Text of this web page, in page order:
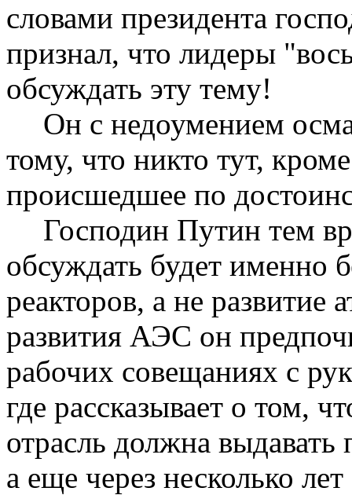
словами президента
признал, что лидеры
обсуждать эту тему!
Он с недоумением
тому, что никто тут,
происшедшее по
Господин Путин тем
обсуждать будет именно
реакторов, а не
развития АЭС он
рабочих совещаниях с
где рассказывает о том,
отрасль должна выдавать
а еще через несколько